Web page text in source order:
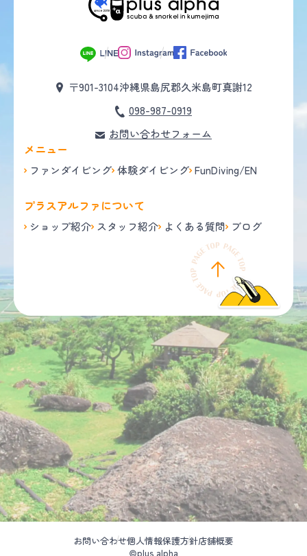
〒901-3104沖縄県島尻郡久米島町真謝12
098-987-0919
お問い合わせフォーム
メニュー
ファンダイビング 体験ダイビング FunDiving/EN
プラスアルファについて
ショップ紹介 スタッフ紹介 よくある質問 ブログ
お問い合わせ個人情報保護方針店舗概要
©plus alpha